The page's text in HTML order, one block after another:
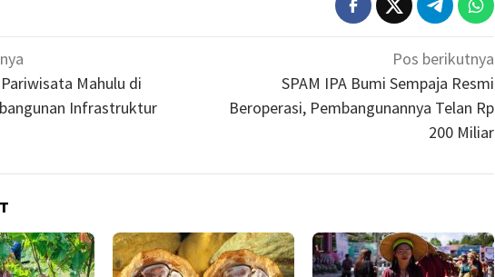
Mahulu di
Infrastruktur
Pos berikutnya
SPAM IPA Bumi Sempaja Resmi
Beroperasi, Pembangunannya Telan Rp
200 Miliar